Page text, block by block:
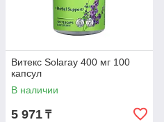
Витекс Solaray 400 мг 100
капсул
В наличии
5 971 ₸